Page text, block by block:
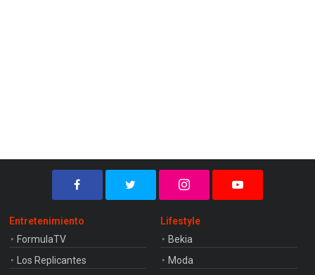
Entretenimiento
FormulaTV
Los Replicantes
Lifestyle
Bekia
Moda